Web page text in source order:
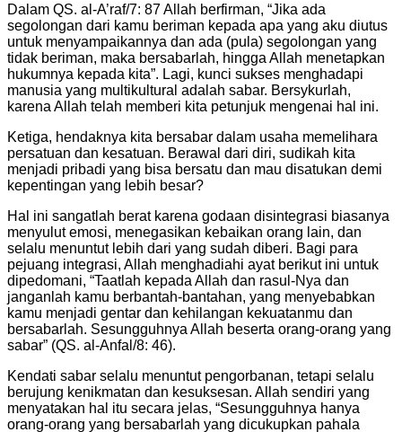
Dalam QS. al-A’raf/7: 87 Allah berfirman, “Jika ada
segolongan dari kamu beriman kepada apa yang aku diutus
untuk menyampaikannya dan ada (pula) segolongan yang
tidak beriman, maka bersabarlah, hingga Allah menetapkan
hukumnya kepada kita”. Lagi, kunci sukses menghadapi
manusia yang multikultural adalah sabar. Bersykurlah,
karena Allah telah memberi kita petunjuk mengenai hal ini.
Ketiga, hendaknya kita bersabar dalam usaha memelihara
persatuan dan kesatuan. Berawal dari diri, sudikah kita
menjadi pribadi yang bisa bersatu dan mau disatukan demi
kepentingan yang lebih besar?
Hal ini sangatlah berat karena godaan disintegrasi biasanya
menyulut emosi, menegasikan kebaikan orang lain, dan
selalu menuntut lebih dari yang sudah diberi. Bagi para
pejuang integrasi, Allah menghadiahi ayat berikut ini untuk
dipedomani, “Taatlah kepada Allah dan rasul-Nya dan
janganlah kamu berbantah-bantahan, yang menyebabkan
kamu menjadi gentar dan kehilangan kekuatanmu dan
bersabarlah. Sesungguhnya Allah beserta orang-orang yang
sabar” (QS. al-Anfal/8: 46).
Kendati sabar selalu menuntut pengorbanan, tetapi selalu
berujung kenikmatan dan kesuksesan. Allah sendiri yang
menyatakan hal itu secara jelas, “Sesungguhnya hanya
orang-orang yang bersabarlah yang dicukupkan pahala